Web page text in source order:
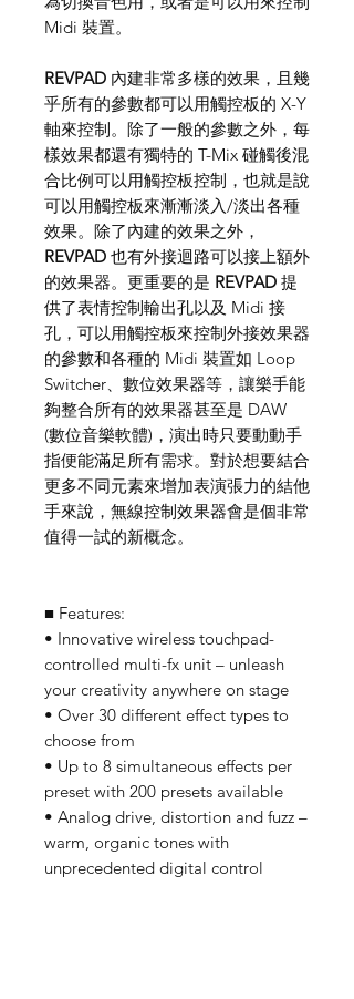
Midi 裝置。
REVPAD 內建非常多樣的效果，且幾
乎所有的參數都可以用觸控板的 X-Y
軸來控制。除了一般的參數之外，每
樣效果都還有獨特的 T-Mix 碰觸後混
合比例可以用觸控板控制，也就是說
可以用觸控板來漸漸淡入/淡出各種
效果。除了內建的效果之外，
REVPAD 也有外接迴路可以接上額外
的效果器。更重要的是 REVPAD 提
供了表情控制輸出孔以及 Midi 接
孔，可以用觸控板來控制外接效果器
的參數和各種的 Midi 裝置如 Loop
Switcher、數位效果器等，讓樂手能
夠整合所有的效果器甚至是 DAW
(數位音樂軟體)，演出時只要動動手
指便能滿足所有需求。對於想要結合
更多不同元素來增加表演張力的結他
手來說，無線控制效果器會是個非常
值得一試的新概念。
■ Features:
• Innovative wireless touchpad-
controlled multi-fx unit – unleash
your creativity anywhere on stage
• Over 30 different effect types to
choose from
• Up to 8 simultaneous effects per
preset with 200 presets available
• Analog drive, distortion and fuzz –
warm, organic tones with
unprecedented digital control